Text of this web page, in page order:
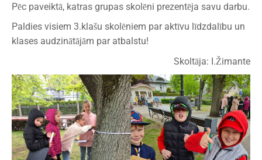
Pēc paveiktā, katras grupas skolēni prezentēja savu darbu.
Paldies visiem 3.klašu skolēniem par aktīvu līdzdalību un
klases audzinātājām par atbalstu!
Skoltāja: I.Žimante